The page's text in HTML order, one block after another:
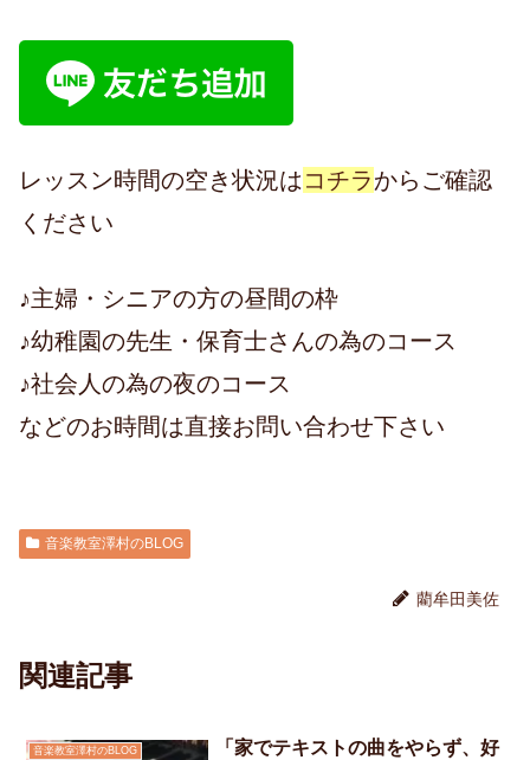
レッスン時間の空き状況は コチラからご確認
ください
♪主婦・シニアの方の昼間の枠
♪幼稚園の先生・保育士さんの為のコース
♪社会人の為の夜のコース
などのお時間は直接お問い合わせ下さい
音楽教室澤村のBLOG
藺牟田美佐
関連記事
音楽教室澤村のBLOG
「家でテキストの曲をやらず、好